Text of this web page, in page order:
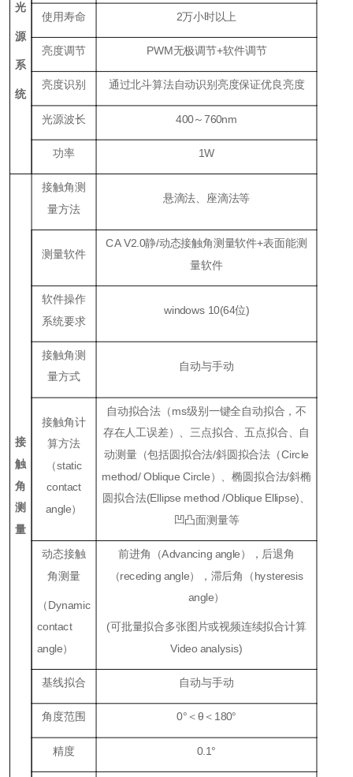
光
源
系
统
使用寿命 2万小时以上
亮度调节 PWM无极调节+软件调节
亮度识别 通过北斗算法自动识别亮度保证优良亮度
光源波长 400～760nm
功率 1W
接
触
角
测
量
接触角测
量方法
悬滴法、座滴法等
测量软件
CA V2.0静/动态接触角测量软件+表面能测
量软件
软件操作
系统要求
windows 10(64位)
接触角测
量方式
自动与手动
接触角计
算方法
（static
contact
angle）
自动拟合法（ms级别一键全自动拟合，不
存在人工误差）、三点拟合、五点拟合、自
动测量（包括圆拟合法/斜圆拟合法（Circle
method/ Oblique Circle）、椭圆拟合法/斜椭
圆拟合法(Ellipse method /Oblique Ellipse)、
凹凸面测量等
动态接触
角测量
（Dynamic
contact
angle）
前进角（Advancing angle），后退角
（receding angle），滞后角（hysteresis
angle）
(可批量拟合多张图片或视频连续拟合计算
Video analysis)
基线拟合 自动与手动
角度范围 0°＜θ＜180°
精度 0.1°